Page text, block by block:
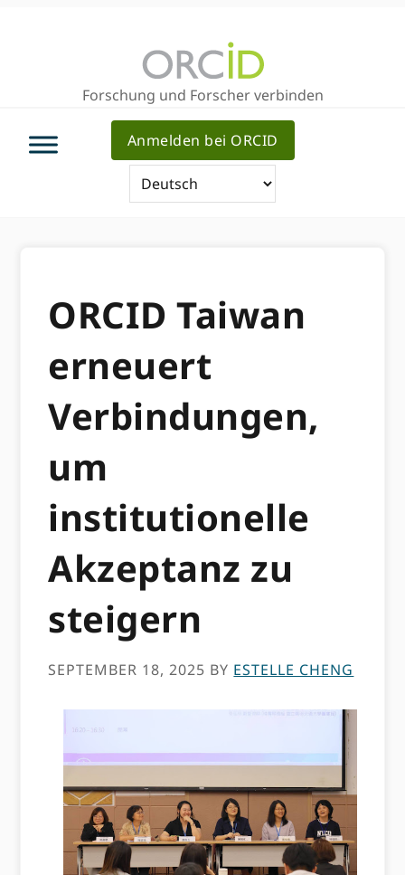
Forschung und Forscher verbinden
Anmelden bei ORCID
ORCID Taiwan
erneuert
Verbindungen,
um
institutionelle
Akzeptanz zu
steigern
SEPTEMBER 18, 2025 BY ESTELLE CHENG